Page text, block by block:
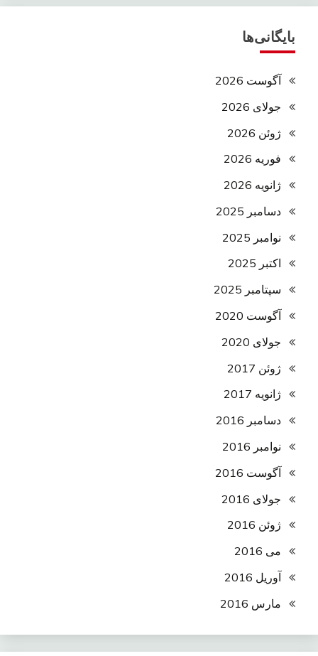
بایگانی‌ها
آگوست 2026
جولای 2026
ژوئن 2026
فوریه 2026
ژانویه 2026
دسامبر 2025
نوامبر 2025
اکتبر 2025
سپتامبر 2025
آگوست 2020
جولای 2020
ژوئن 2017
ژانویه 2017
دسامبر 2016
نوامبر 2016
آگوست 2016
جولای 2016
ژوئن 2016
می 2016
آوریل 2016
مارس 2016